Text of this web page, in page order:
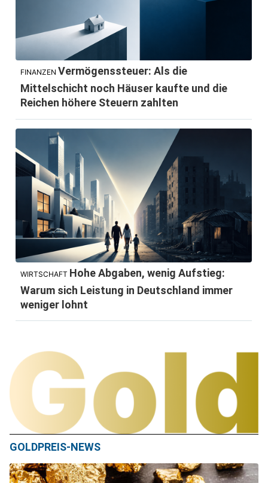
FINANZEN Vermögenssteuer: Als die
Mittelschicht noch Häuser kaufte und die
Reichen höhere Steuern zahlten
WIRTSCHAFT Hohe Abgaben, wenig Aufstieg:
Warum sich Leistung in Deutschland immer
weniger lohnt
GOLDPREIS-NEWS